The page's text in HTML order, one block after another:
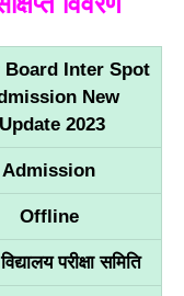
Board Inter Spot
New
Update 2023
Admission
Offline
परीक्षा समिति